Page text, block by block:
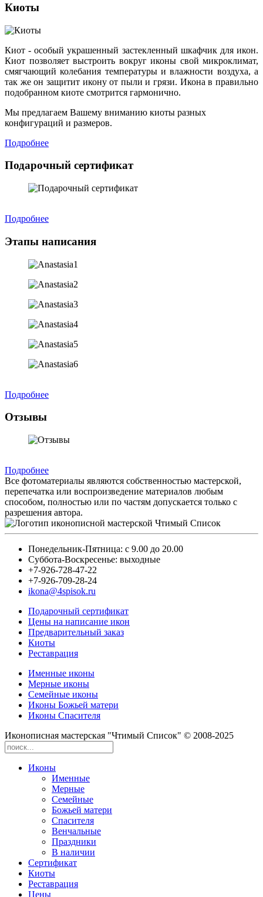
Киоты
Киот - особый украшенный застекленный шкафчик для икон.
Киот позволяет выстроить вокруг иконы свой микроклимат,
смягчающий колебания температуры и влажности воздуха, а
так же он защитит икону от пыли и грязи. Икона в правильно
подобранном киоте смотрится гармонично.
Мы предлагаем Вашему вниманию киоты разных
конфигураций и размеров.
Подробнее
Подарочный сертификат
Подробнее
Этапы написания
Подробнее
Отзывы
Подробнее
Все фотоматериалы являются собственностью мастерской,
перепечатка или воспроизведение материалов любым
способом, полностью или по частям допускается только с
разрешения автора.
Понедельник-Пятница: с 9.00 до 20.00
Суббота-Воскресенье: выходные
+7-926-728-47-22
+7-926-709-28-24
ikona@4spisok.ru
Подарочный сертификат
Цены на написание икон
Предварительный заказ
Киоты
Реставрация
Именные иконы
Мерные иконы
Семейные иконы
Иконы Божьей матери
Иконы Спасителя
Иконописная мастерская "Чтимый Список" © 2008-2025
Иконы
Именные
Мерные
Семейные
Божьей матери
Спасителя
Венчальные
Праздники
В наличии
Сертификат
Киоты
Реставрация
Цены